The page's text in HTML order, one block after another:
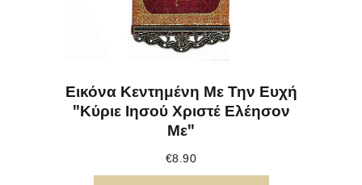
Εικόνα Κεντημένη Με Την Ευχή
"Κύριε Ιησού Χριστέ Ελέησον
Με"
€8.90